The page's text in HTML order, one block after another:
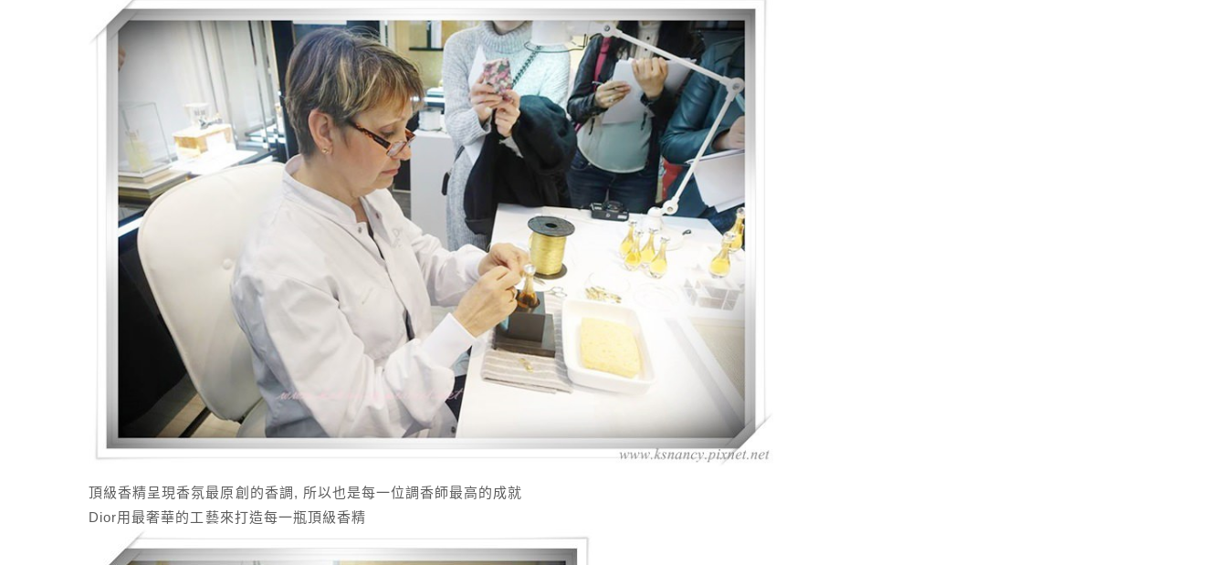
頂級香精呈現香氛最原創的香調, 所以也是每一位調香師最高的成就
Dior用最奢華的工藝來打造每一瓶頂級香精